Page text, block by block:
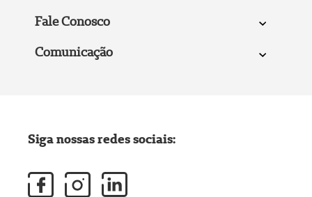
Fale Conosco
Comunicação
Siga nossas redes sociais: